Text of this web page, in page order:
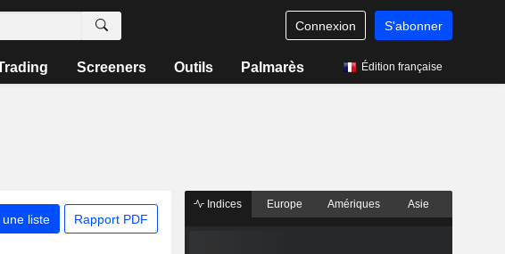
Connexion S'abonner
Screeners Outils Palmarès Édition française
liste Rapport PDF
Indices Europe Amériques Asie